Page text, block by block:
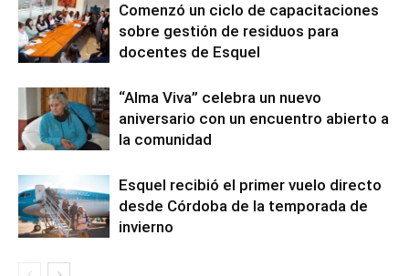
Comenzó un ciclo de capacitaciones
sobre gestión de residuos para
docentes de Esquel
“Alma Viva” celebra un nuevo
aniversario con un encuentro abierto a
la comunidad
Esquel recibió el primer vuelo directo
desde Córdoba de la temporada de
invierno